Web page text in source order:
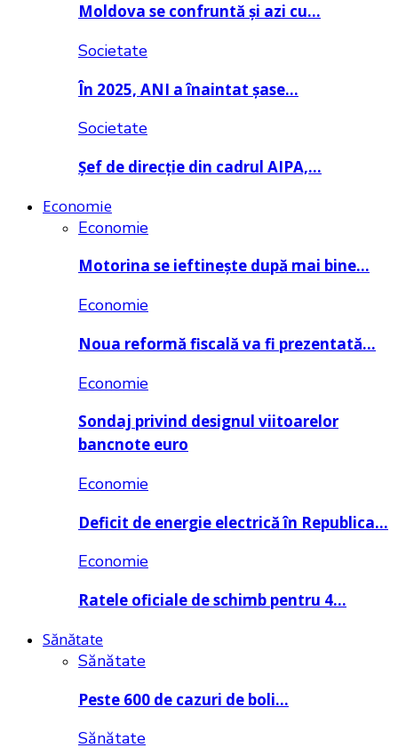
Moldova se confruntă și azi cu…
Societate
În 2025, ANI a înaintat șase…
Societate
Șef de direcție din cadrul AIPA,…
Economie
Economie
Motorina se ieftinește după mai bine…
Economie
Noua reformă fiscală va fi prezentată…
Economie
Sondaj privind designul viitoarelor
bancnote euro
Economie
Deficit de energie electrică în Republica…
Economie
Ratele oficiale de schimb pentru 4…
Sănătate
Sănătate
Peste 600 de cazuri de boli…
Sănătate